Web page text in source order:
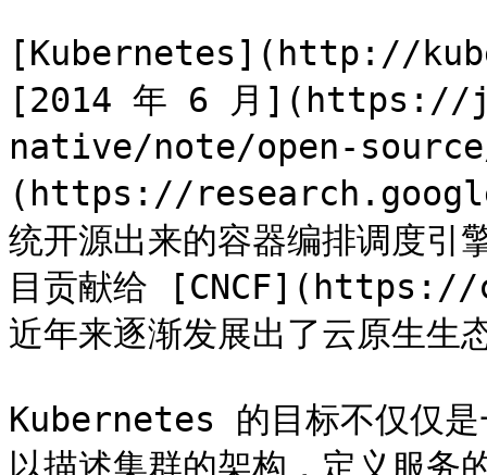
[Kubernetes](http://
[2014 年 6 月](https://
native/note/open-
(https://
统开源出来的容器编排调度
目贡献给 [CNCF](https://
近年来逐渐发展出了云原生生
Kubernetes 的目标不仅仅是
以描述集群的架构，定义服务